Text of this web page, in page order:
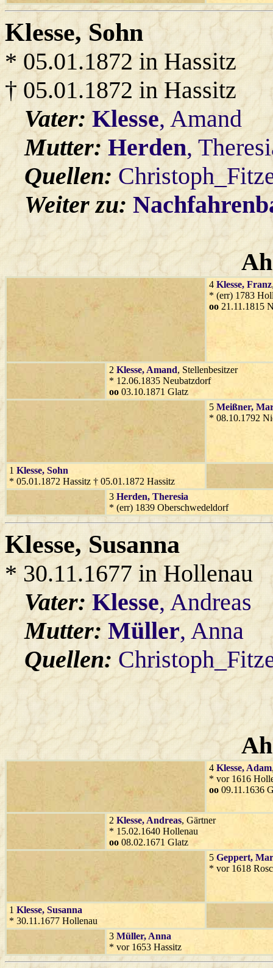
Klesse, Sohn
* 05.01.1872 in Hassitz
† 05.01.1872 in Hassitz
Vater:Klesse, Amand
Mutter:Herden,
Quellen:
Weiter zu:
4 Klesse, Franz
* (err) 1783
oo 21.11.1815
2 Klesse, Amand, Stellenbesitzer
* 12.06.1835 Neubatzdorf
oo 03.10.1871 Glatz
5 Meißner,
* 08.10.1792
1 Klesse, Sohn
* 05.01.1872 Hassitz † 05.01.1872 Hassitz
3 Herden, Theresia
* (err) 1839 Oberschwedeldorf
Klesse, Susanna
* 30.11.1677 in Hollenau
Vater:Klesse, Andreas
Mutter:Müller, Anna
Quellen:
4 Klesse, Adam
* vor 1616
oo 09.11.1636
2 Klesse, Andreas, Gärtner
* 15.02.1640 Hollenau
oo 08.02.1671 Glatz
5 Geppert,
* vor 1618
1 Klesse, Susanna
* 30.11.1677 Hollenau
3 Müller, Anna
* vor 1653 Hassitz